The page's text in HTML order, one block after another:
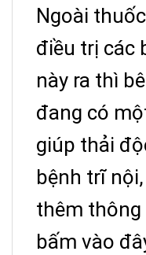
Ngoài
điều trị các
này ra thì
đang có
giúp thải
bệnh trĩ
thêm
bấm vào